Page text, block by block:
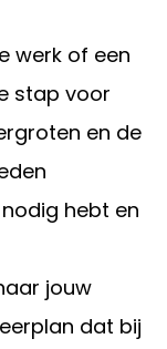
werk of een
stap voor
en de
hebt en
jouw
dat bij